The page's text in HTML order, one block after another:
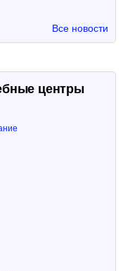
Все новости
центры